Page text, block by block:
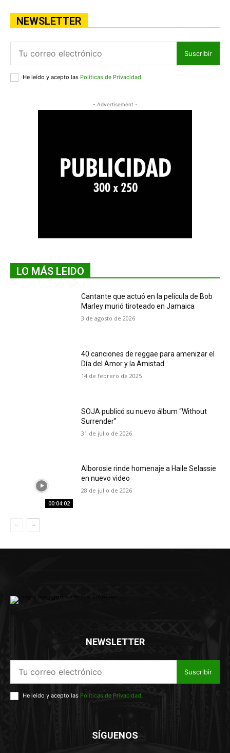
NEWSLETTER
Suscribir
He leído y acepto las Políticas de Privacidad.
- Advertisement -
LO MÁS LEIDO
Cantante que actuó en la película de Bob
Marley murió tiroteado en Jamaica
3 de agosto de 2026
40 canciones de reggae para amenizar el
Día del Amor y la Amistad
14 de febrero de 2025
SOJA publicó su nuevo álbum “Without
Surrender”
31 de julio de 2026
00:04:02
Alborosie rinde homenaje a Haile Selassie
en nuevo video
28 de julio de 2026
NEWSLETTER
Suscribir
He leído y acepto las Políticas de Privacidad.
SÍGUENOS